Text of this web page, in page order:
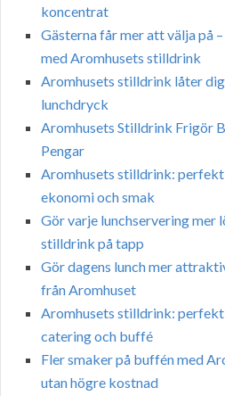
koncentrat
Gästerna får mer att välja på
med Aromhusets stilldrink
Aromhusets stilldrink låter
lunchdryck
Aromhusets Stilldrink Frigör
Pengar
Aromhusets stilldrink:
ekonomi och smak
Gör varje lunchservering mer
stilldrink på tapp
Gör dagens lunch mer
från Aromhuset
Aromhusets stilldrink: perfekt
catering och buffé
Fler smaker på buffén med
utan högre kostnad